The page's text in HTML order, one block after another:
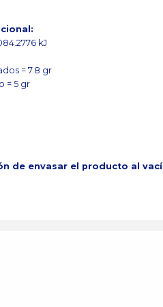
kJ
= 7.8 gr
= 5 gr
de envasar el producto al